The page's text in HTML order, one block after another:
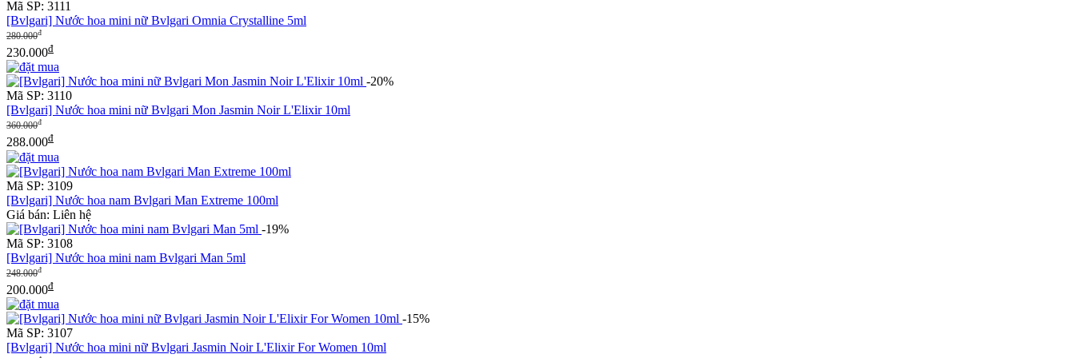
Mã SP: 3111
[Bvlgari] Nước hoa mini nữ Bvlgari Omnia Crystalline 5ml
280.000đ
230.000đ
-20%
Mã SP: 3110
[Bvlgari] Nước hoa mini nữ Bvlgari Mon Jasmin Noir L'Elixir 10ml
360.000đ
288.000đ
Mã SP: 3109
[Bvlgari] Nước hoa nam Bvlgari Man Extreme 100ml
Giá bán: Liên hệ
-19%
Mã SP: 3108
[Bvlgari] Nước hoa mini nam Bvlgari Man 5ml
248.000đ
200.000đ
-15%
Mã SP: 3107
[Bvlgari] Nước hoa mini nữ Bvlgari Jasmin Noir L'Elixir For Women 10ml